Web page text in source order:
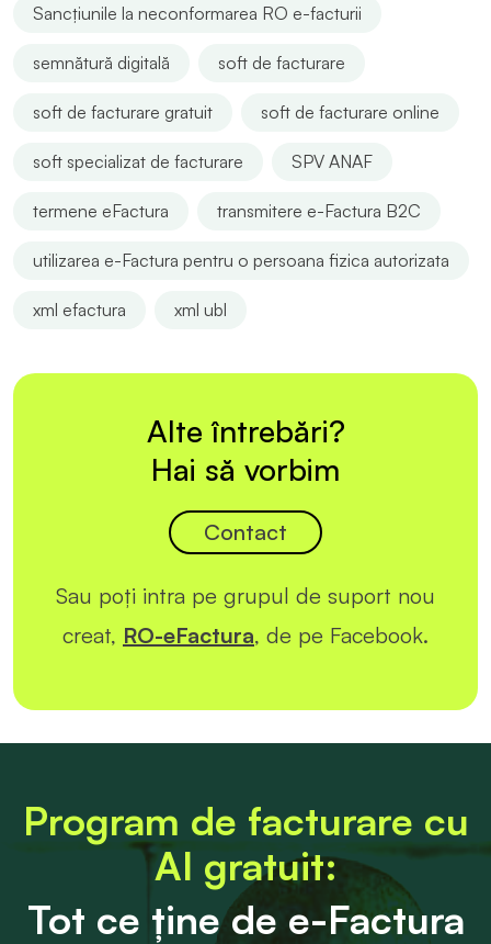
Sancțiunile la neconformarea RO e-facturii
semnătură digitală soft de facturare
soft de facturare gratuit soft de facturare online
soft specializat de facturare SPV ANAF
termene eFactura transmitere e-Factura B2C
utilizarea e-Factura pentru o persoana fizica autorizata
xml efactura xml ubl
Alte întrebări?
Hai să vorbim
Contact
Sau poți intra pe grupul de suport nou
creat, RO-eFactura, de pe Facebook.
Program de facturare cu
AI gratuit:
Tot ce ține de e-Factura